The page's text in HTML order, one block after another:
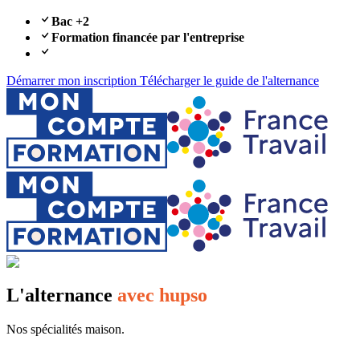
Bac +2
Formation financée par l'entreprise
Démarrer mon inscription Télécharger le guide de l'alternance
L'alternance avec hupso
Nos spécialités maison.